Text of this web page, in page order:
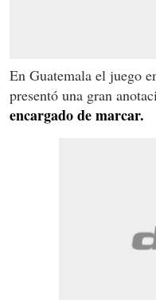
En Guatemala el juego
presentó una gran
encargado de marcar.